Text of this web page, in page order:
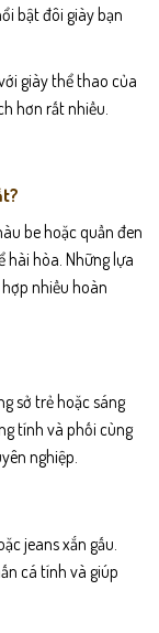
bật đôi giày bạn
giày thể thao của
hơn rất nhiều.
be hoặc quần đen
hài hòa. Những lựa
nhiều hoàn
sở trẻ hoặc sáng
tính và phối cùng
nghiệp.
jeans xắn gấu.
cá tính và giúp